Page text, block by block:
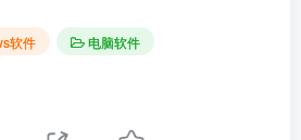
软件 电脑软件